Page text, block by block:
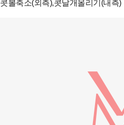
콧볼축소(외측),콧날개올리기(내측)